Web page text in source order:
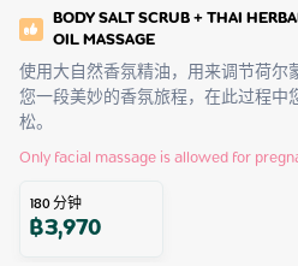
BODY SALT SCRUB + THAI
OIL MASSAGE
使用大自然香氛精油，用来调节荷
您一段美妙的香氛旅程，在此过程
松。
Only facial massage is allowed for
180分钟
฿3,970